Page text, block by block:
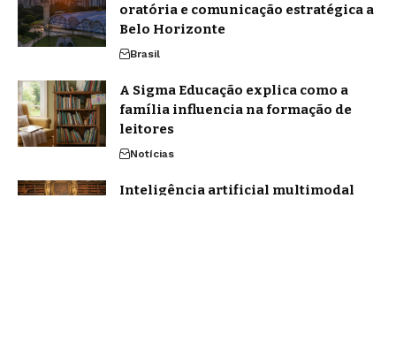
oratória e comunicação estratégica a
Belo Horizonte
Brasil
A Sigma Educação explica como a
família influencia na formação de
leitores
Notícias
Inteligência artificial multimodal